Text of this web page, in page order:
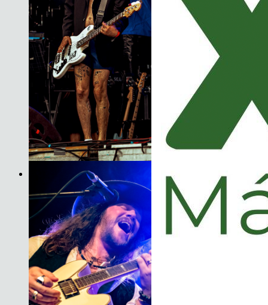
Son do Camiño